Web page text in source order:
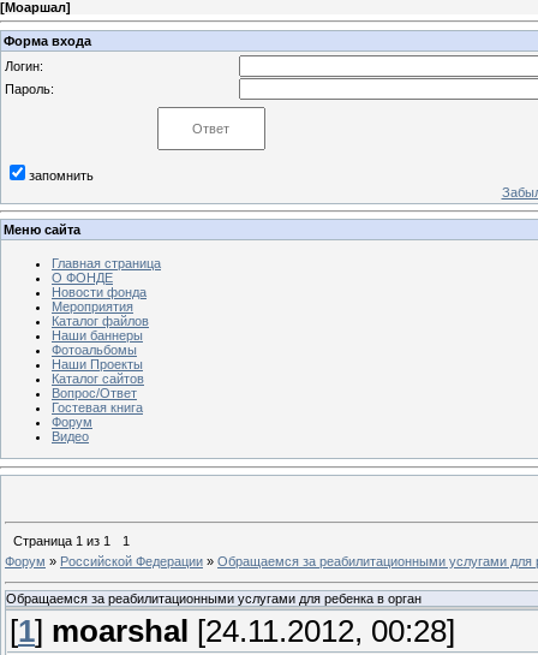
[Моаршал]
Форма входа
Логин:
Пароль:
запомнить
Меню сайта
Главная страница
О ФОНДЕ
Новости фонда
Мероприятия
Каталог файлов
Наши баннеры
Фотоальбомы
Наши Проекты
Каталог сайтов
Вопрос/Ответ
Гостевая книга
Форум
Видео
Страница 1 из 1
1
Форум » Российской Федерации » Обращаемся за реабилитационными услугами для
Обращаемся за реабилитационными услугами для ребенка в орган
[1] moarshal
[24.11.2012, 00:28]